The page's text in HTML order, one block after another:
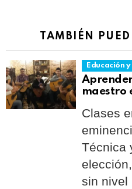
TAMBIÉN
Educación
maestro
Clases
Técnica
sin nivel